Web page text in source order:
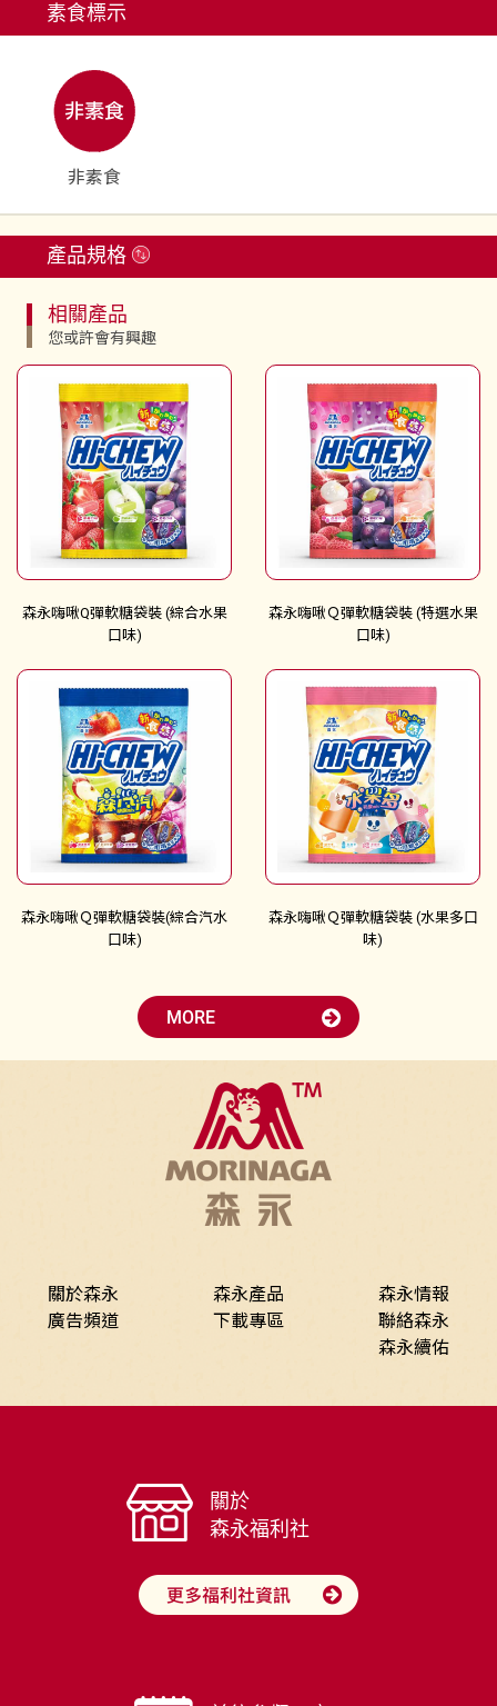
素食標示
非素食
產品規格
相關產品
您或許會有興趣
森永嗨啾Q彈軟糖袋裝 (綜合水果
口味)
森永嗨啾Ｑ彈軟糖袋裝 (特選水果
口味)
森永嗨啾Ｑ彈軟糖袋裝(綜合汽水
口味)
森永嗨啾Ｑ彈軟糖袋裝 (水果多口
味)
關於森永 森永產品
森永情報
廣告頻道
下載專區
聯絡森永
森永續佑
關於
森永福利社